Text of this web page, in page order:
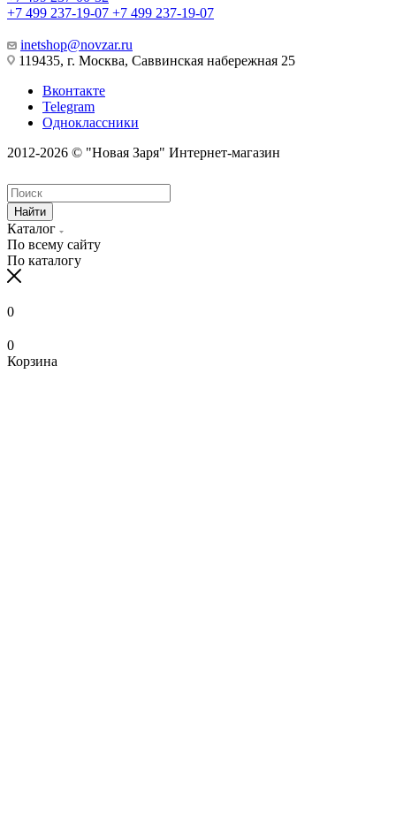
+7 499 237-19-07 +7 499 237-19-07
inetshop@novzar.ru
119435, г. Москва, Саввинская набережная 25
Вконтакте
Telegram
Одноклассники
2012-2026 © "Новая Заря" Интернет-магазин
Найти
Каталог
По всему сайту
По каталогу
0
0
Корзина